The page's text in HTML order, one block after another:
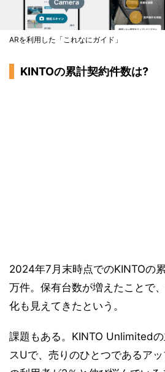
ARを利用した「これなにガイド」
KINTOの累計契約件数は?
2024年7月末時点でのKINTOの
万件。保有台数が増えたことで
化も見えてきたという。
課題もある。KINTO Unlimited
スUで、売りのひとつであるア